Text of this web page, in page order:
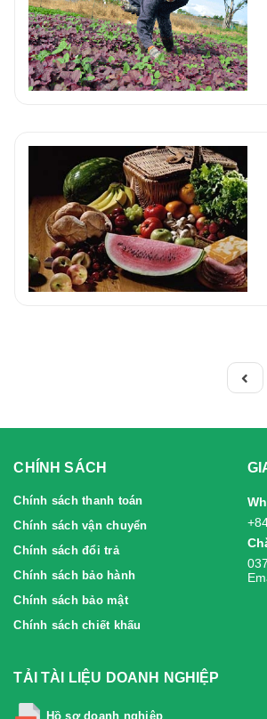
CHÍNH SÁCH
Chính sách thanh toán
Chính sách vận chuyển
Chính sách đổi trả
Chính sách bảo hành
Chính sách bảo mật
Chính sách chiết khấu
TẢI TÀI LIỆU DOANH NGHIỆP